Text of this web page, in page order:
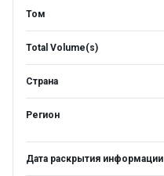
Том
Total Volume(s)
Страна
Регион
Дата раскрытия информации